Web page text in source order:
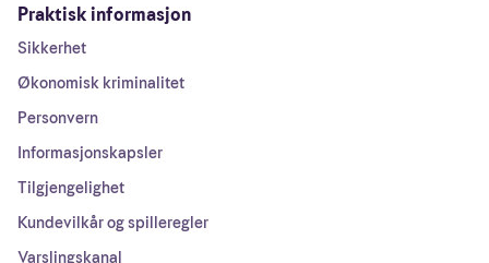
Praktisk informasjon
Sikkerhet
Økonomisk kriminalitet
Personvern
Informasjonskapsler
Tilgjengelighet
Kundevilkår og spilleregler
Varslingskanal